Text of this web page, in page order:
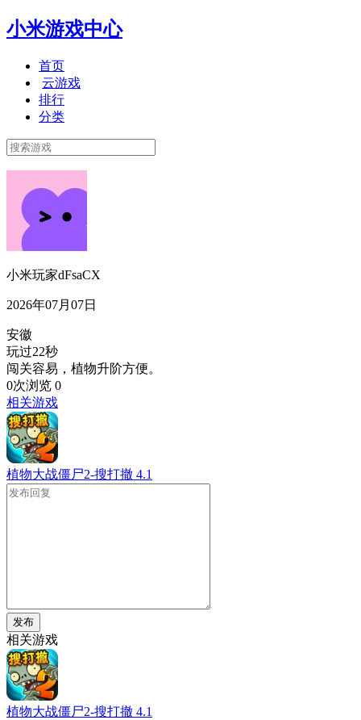
小米游戏中心
首页
云游戏
排行
分类
小米玩家dFsaCX
2026年07月07日
安徽
玩过22秒
闯关容易，植物升阶方便。
0次浏览 0
相关游戏
植物大战僵尸2-搜打撤 4.1
发布
相关游戏
植物大战僵尸2-搜打撤 4.1